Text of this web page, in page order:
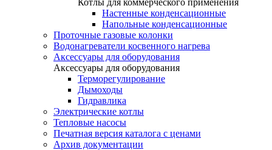
Котлы для коммерческого применения
Настенные конденсационные
Напольные конденсационные
Проточные газовые колонки
Водонагреватели косвенного нагрева
Аксессуары для оборудования
Аксессуары для оборудования
Терморегулирование
Дымоходы
Гидравлика
Электрические котлы
Тепловые насосы
Печатная версия каталога с ценами
Архив документации